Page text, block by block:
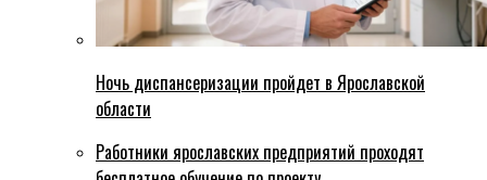
Ночь диспансеризации пройдет в Ярославской
области
Работники ярославских предприятий проходят